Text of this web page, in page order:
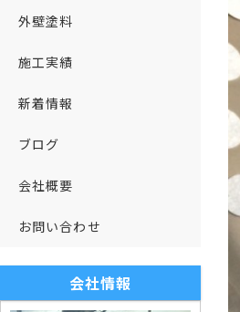
外壁塗料
施工実績
新着情報
ブログ
会社概要
お問い合わせ
会社情報